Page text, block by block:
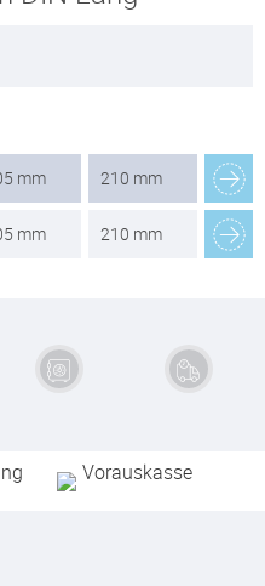
mm 210 mm
mm 210 mm